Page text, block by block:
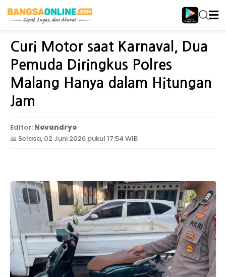
Home Jawa Timur
Curi Motor saat Karnaval, Dua
Pemuda Diringkus Polres
Malang Hanya dalam Hitungan
Jam
Editor: Novandryo
📅 Selasa, 02 Juni 2026 pukul 17:54 WIB